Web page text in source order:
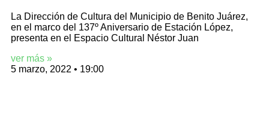
La Dirección de Cultura del Municipio de Benito Juárez,
en el marco del 137º Aniversario de Estación López,
presenta en el Espacio Cultural Néstor Juan
ver más »
5 marzo, 2022
19:00